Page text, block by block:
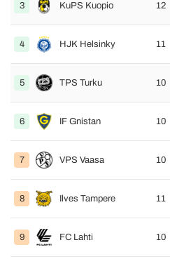
3 KuPS Kuopio 12
4 HJK Helsinky 11
5 TPS Turku 10
6 IF Gnistan 10
7 VPS Vaasa 10
8 Ilves Tampere 11
9 FC Lahti 10